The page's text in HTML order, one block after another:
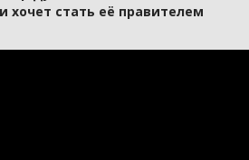
хочет стать её правителем